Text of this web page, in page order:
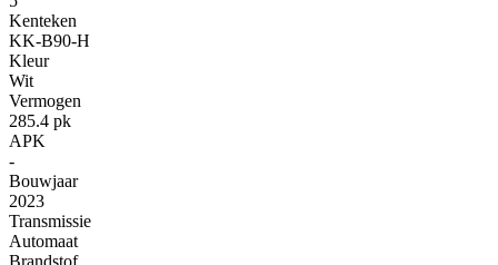
Kenteken
KK-B90-H
Kleur
Wit
Vermogen
285.4 pk
APK
-
Bouwjaar
2023
Transmissie
Automaat